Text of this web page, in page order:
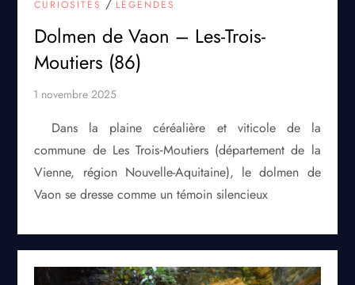
CURIOSITÉS LÉGENDES
Dolmen de Vaon – Les-Trois-
Moutiers (86)
Dans la plaine céréalière et viticole de la
commune de Les Trois‑Moutiers (département de la
Vienne, région Nouvelle-Aquitaine), le dolmen de
Vaon se dresse comme un témoin silencieux